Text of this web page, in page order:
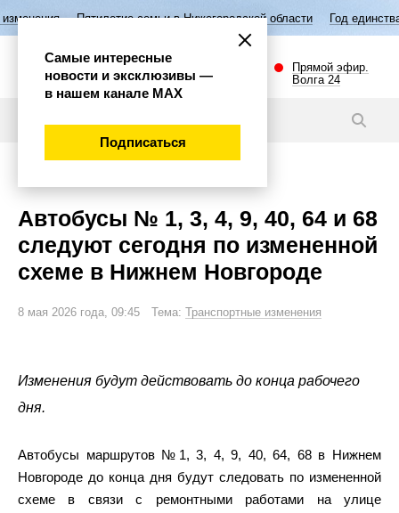
Пятилетие семьи в Нижегородской области Год единства народов
Прямой эфир.
Волга 24
Автобусы № 1, 3, 4, 9, 40, 64 и 68
следуют сегодня по измененной
схеме в Нижнем Новгороде
8 мая 2026 года, 09:45 Тема: Транспортные изменения
Изменения будут действовать до конца рабочего
дня.
Автобусы маршрутов №1, 3, 4, 9, 40, 64, 68 в Нижнем
Новгороде до конца дня будут следовать по измененной
схеме в связи с ремонтными работами на улице
Самые интересные
новости и эксклюзивы —
в нашем канале МАХ
Подписаться